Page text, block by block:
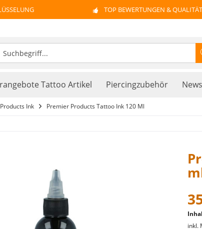
TOP BEWERTUNGEN & QUALITÄT
Tattoo Artikel Piercingzubehör News
Ink Premier Products Tattoo Ink 120 Ml
inkl.